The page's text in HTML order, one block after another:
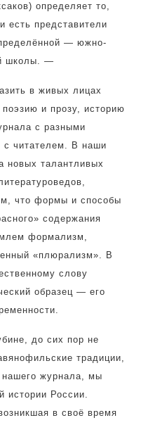
определяет то,
есть представители
— южно-
школы. —
в живых лицах
и прозу, историю
с разными
с читателем. В наши
новых талантливых
что формы и способы
содержания
формализм,
«плюрализм». В
слову
образец — его
до сих пор не
традиции,
нашего журнала, мы
истории России.
в своё время